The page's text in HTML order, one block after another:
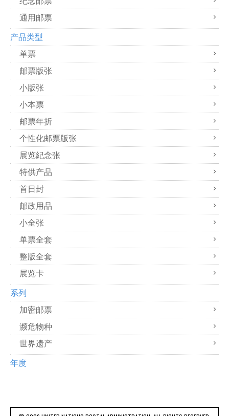
通用邮票
产品类型
单票
邮票版张
小版张
小本票
邮票年折
个性化邮票版张
展览紀念张
特供产品
首日封
邮政用品
小全张
单票全套
整版全套
展览卡
系列
加密邮票
濒危物种
世界遗产
年度